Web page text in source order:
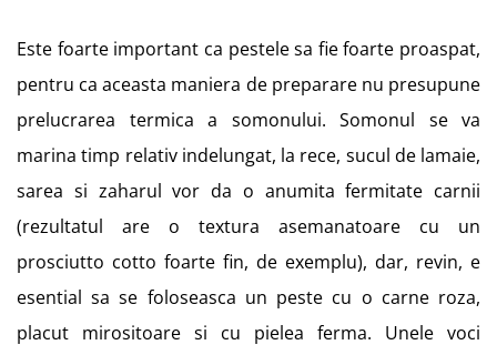
Este foarte important ca pestele sa fie foarte proaspat,
pentru ca aceasta maniera de preparare nu presupune
prelucrarea termica a somonului. Somonul se va
marina timp relativ indelungat, la rece, sucul de lamaie,
sarea si zaharul vor da o anumita fermitate carnii
(rezultatul are o textura asemanatoare cu un
prosciutto cotto foarte fin, de exemplu), dar, revin, e
esential sa se foloseasca un peste cu o carne roza,
placut mirositoare si cu pielea ferma. Unele voci